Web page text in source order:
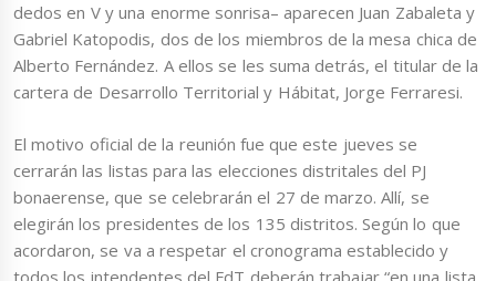
dedos en V y una enorme sonrisa– aparecen Juan Zabaleta y
Gabriel Katopodis, dos de los miembros de la mesa chica de
Alberto Fernández. A ellos se les suma detrás, el titular de la
cartera de Desarrollo Territorial y Hábitat, Jorge Ferraresi.
El motivo oficial de la reunión fue que este jueves se
cerrarán las listas para las elecciones distritales del PJ
bonaerense, que se celebrarán el 27 de marzo. Allí, se
elegirán los presidentes de los 135 distritos. Según lo que
acordaron, se va a respetar el cronograma establecido y
todos los intendentes del FdT deberán trabajar “en una lista